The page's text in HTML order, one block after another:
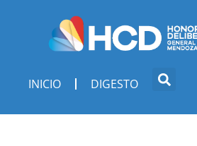
INICIO DIGESTO